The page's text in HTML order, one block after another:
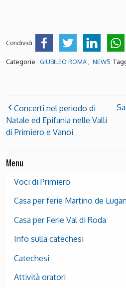
Condividi
Categorie: GIUBILEO ROMA , NEWS
Concerti nel periodo di
Natale ed Epifania nelle Valli
di Primiero e Vanoi
Menu
Voci di Primiero
Casa per ferie Martino de Lugan
Casa per Ferie Val di Roda
Info sulla catechesi
Catechesi
Attività oratori